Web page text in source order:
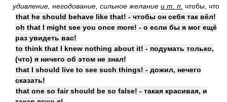
удивление, негодование, сильное желание и т. п. чтобы, что
that he should behave like that! - чтобы он себя так вёл!
oh that I might see you once more! - о если бы я мог ещё
раз увидеть вас!
to think that I knew nothing about it! - подумать только,
(что) я ничего об этом не знал!
that I should live to see such things! - дожил, нечего
сказать!
that one so fair should be so false! - такая красивая, и